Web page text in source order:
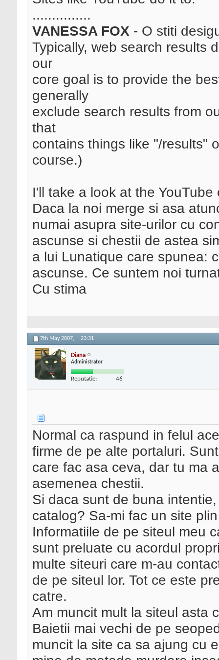
...............
VANESSA FOX - O stiti
Typically, web search results
our
core goal is to provide the
generally
exclude search results from
that
contains things like "/results"
course.)
I'll take a look at the
Daca la noi merge si asa
numai asupra site-urilor cu
ascunse si chestii de astea
a lui Lunatique care spunea:
ascunse. Ce suntem noi
Cu stima
7th May 2007, 23:31
Diana
Administrator
Reputatie: 46
Normal ca raspund in felul
firme de pe alte portaluri.
care fac asa ceva, dar tu ma
asemenea chestii.
Si daca sunt de buna
catalog? Sa-mi fac un site
Informatiile de pe siteul meu
sunt preluate cu acordul
multe siteuri care m-au
de pe siteul lor. Tot ce este
catre.
Am muncit mult la siteul asta
Baietii mai vechi de pe
muncit la site ca sa ajung cu